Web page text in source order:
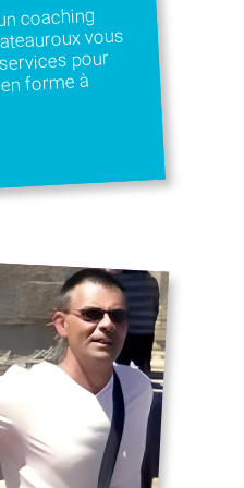
coaching
vous
pour
forme à